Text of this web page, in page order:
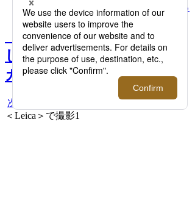
Leica/ライカ＞のカメラの魅力に迫る
【特集】持つ喜び、撮る楽
しさ。＜Leica/ライカ＞の
カメラの魅力に迫る >>
次へ
＜Leica＞で撮影1